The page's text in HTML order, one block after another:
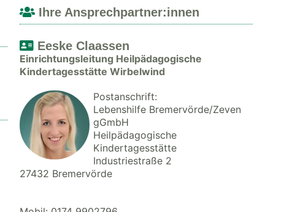
Ihre Ansprechpartner:innen
Eeske Claassen
Einrichtungsleitung Heilpädagogische
Kindertagesstätte Wirbelwind
Postanschrift:
Lebenshilfe Bremervörde/Zeven
gGmbH
Heilpädagogische
Kindertagesstätte
Industriestraße 2
27432 Bremervörde